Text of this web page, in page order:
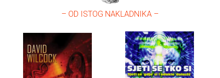
– OD ISTOG NAKLADNIKA –